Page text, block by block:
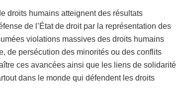
droits humains atteignent des résultats
de l’État de droit par la représentation des
violations massives des droits humains
de persécution des minorités ou des conflits
ces avancées ainsi que les liens de solidarité
dans le monde qui défendent les droits